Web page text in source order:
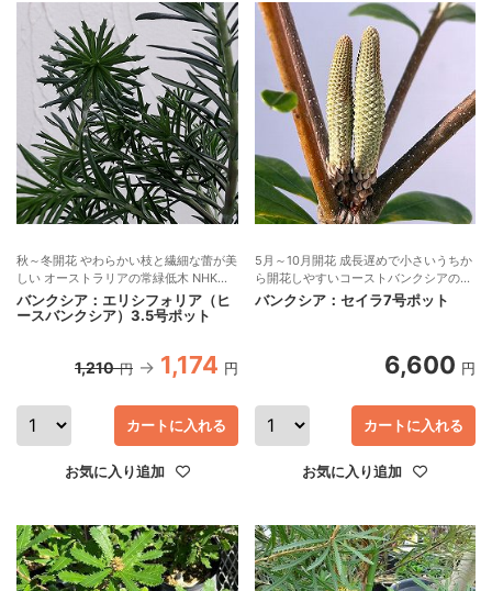
秋～冬開花 やわらかい枝と繊細な蕾が美
しい オーストラリアの常緑低木 NHK趣
味の園芸26年1月号掲載
バンクシア：エリシフォリア（ヒ
ースバンクシア）3.5号ポット
1,210 円 1,174 円
お気に入り追加
カートに入れる
5月～10月開花 成長遅めで小さいうちか
ら開花しやすいコーストバンクシアの新
品種・人気のオージープランツ
バンクシア：セイラ7号ポット
6,600 円
お気に入り追加
カートに入れる